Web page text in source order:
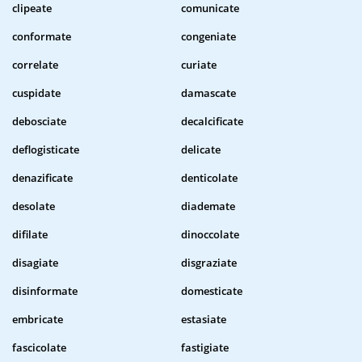
clipeate
comunicate
conformate
congeniate
correlate
curiate
cuspidate
damascate
debosciate
decalcificate
deflogisticate
delicate
denazificate
denticolate
desolate
diademate
difilate
dinoccolate
disagiate
disgraziate
disinformate
domesticate
embricate
estasiate
fascicolate
fastigiate